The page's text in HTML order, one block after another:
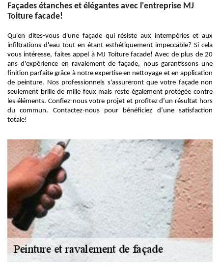
Façades étanches et élégantes avec l'entreprise MJ
Toiture facade!
Qu'en dites-vous d'une façade qui résiste aux intempéries et aux
infiltrations d'eau tout en étant esthétiquement impeccable? Si cela
vous intéresse, faites appel à MJ Toiture facade! Avec de plus de 20
ans d'expérience en ravalement de façade, nous garantissons une
finition parfaite grâce à notre expertise en nettoyage et en application
de peinture. Nos professionnels s'assureront que votre façade non
seulement brille de mille feux mais reste également protégée contre
les éléments. Confiez-nous votre projet et profitez d’un résultat hors
du commun. Contactez-nous pour bénéficiez d’une satisfaction
totale!